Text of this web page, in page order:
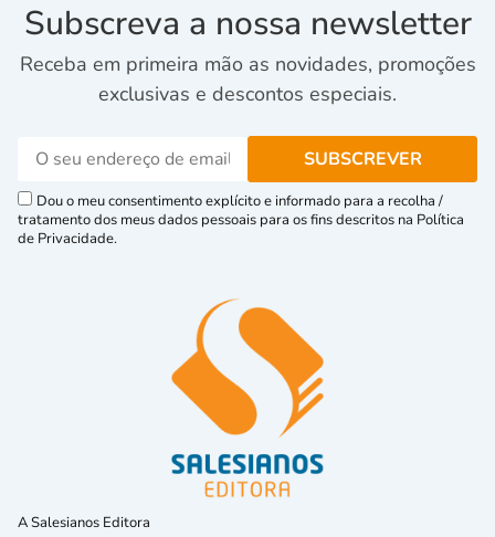
Subscreva a nossa newsletter
Receba em primeira mão as novidades, promoções
exclusivas e descontos especiais.
Dou o meu consentimento explícito e informado para a recolha /
tratamento dos meus dados pessoais para os fins descritos na Política
de Privacidade.
A Salesianos Editora